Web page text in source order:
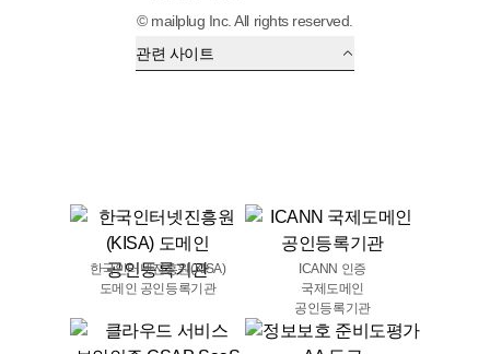
© mailplug Inc. All rights reserved.
관련 사이트
한국인터넷진흥원(KISA)
도메인 공인등록기관
ICANN 인증
국제도메인
공인등록기관